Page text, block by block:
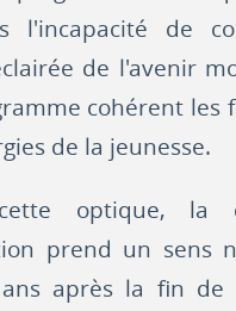
l'incapacité de
de l'avenir
cohérent les
de la jeunesse.
optique, la
prend un sens
après la fin de